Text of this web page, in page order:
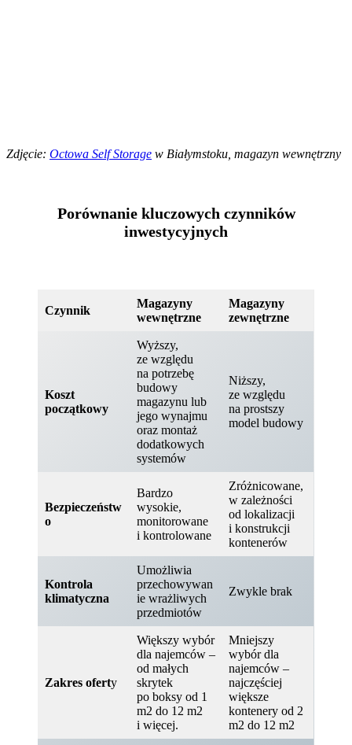
Zdjęcie: Octowa Self Storage w Białymstoku, magazyn wewnętrzny
Porównanie kluczowych czynników
inwestycyjnych
Czynnik
Magazyny
wewnętrzne
Magazyny
zewnętrzne
Koszt
początkowy
Wyższy,
ze względu
na potrzebę
budowy
magazynu lub
jego wynajmu
oraz montaż
dodatkowych
systemów
Niższy,
ze względu
na prostszy
model budowy
Bezpieczeństw
o
Bardzo
wysokie,
monitorowane
i kontrolowane
Zróżnicowane,
w zależności
od lokalizacji
i konstrukcji
kontenerów
Kontrola
klimatyczna
Umożliwia
przechowywan
ie wrażliwych
przedmiotów
Zwykle brak
Zakres oferty
Większy wybór
dla najemców –
od małych
skrytek
po boksy od 1
m2 do 12 m2
i więcej.
Mniejszy
wybór dla
najemców –
najczęściej
większe
kontenery od 2
m2 do 12 m2